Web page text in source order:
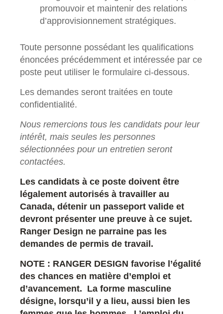
promouvoir et maintenir des relations
d’approvisionnement stratégiques.
Toute personne possédant les qualifications
énoncées précédemment et intéressée par ce
poste peut utiliser le formulaire ci-dessous.
Les demandes seront traitées en toute
confidentialité.
Nous remercions tous les candidats pour leur
intérêt, mais seules les personnes
sélectionnées pour un entretien seront
contactées.
Les candidats à ce poste doivent être
légalement autorisés à travailler au
Canada, détenir un passeport valide et
devront présenter une preuve à ce sujet.
Ranger Design ne parraine pas les
demandes de permis de travail.
NOTE : RANGER DESIGN favorise l’égalité
des chances en matière d’emploi et
d’avancement. La forme masculine
désigne, lorsqu’il y a lieu, aussi bien les